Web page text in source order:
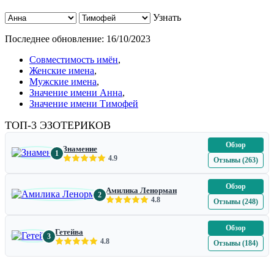
Узнать
Последнее обновление: 16/10/2023
Совместимость имён,
Женские имена,
Мужские имена,
Значение имени Анна,
Значение имени Тимофей
ТОП-3 ЭЗОТЕРИКОВ
1 Знамение
4.9
Обзор
Отзывы (263)
2 Амилика Ленорман
4.8
Обзор
Отзывы (248)
3 Гетейва
4.8
Обзор
Отзывы (184)